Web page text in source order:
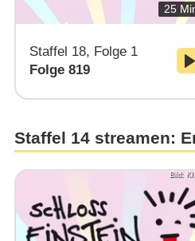
25
Staffel 18, Folge 1
Folge 819
Staffel 14 streamen:
Bild: